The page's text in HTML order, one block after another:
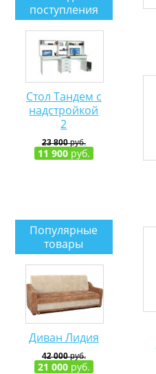
ЛДСП +
(пескоструй)
Versal
поступления
Стол Тандем с
надстройкой
2
23 800руб.
11 900руб.
Популярные
товары
Диван Лидия
42 000руб.
21 000руб.